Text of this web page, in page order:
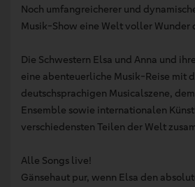
Noch umfangreicherer und
Musik-Show eine Welt voller Wunder
Die Schwestern Elsa und Anna und
eine abenteuerliche Musik-Reise mit
deutschsprachigen Musicalszene,
Ensemble sowie internationalen
verschiedensten Teilen der Welt
Alle Songs live!
Gänsehaut pur, wenn Elsa den